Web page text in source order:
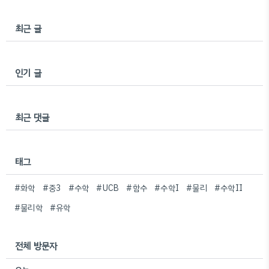
최근 글
인기 글
최근 댓글
태그
#화학 #중3 #수학 #UCB #함수 #수학I #물리
#수학II
#물리학 #유학
전체 방문자